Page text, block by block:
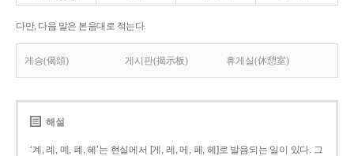
다만, 다음 말은 본음대로 적는다.
게송(偈頌) 게시판(揭示板) 휴게실(休憩室)
해설
‘계, 례, 몌, 폐, 혜’는 현실에서 [게, 레, 메, 페, 헤]로 발음되는 일이 있다. 그